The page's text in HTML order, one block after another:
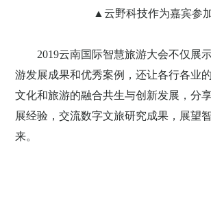
▲云野科技作为嘉宾参
2019云南国际智慧旅游大会不仅展
游发展成果和优秀案例，还让各行各业
文化和旅游的融合共生与创新发展，分
展经验，交流数字文旅研究成果，展望
来。